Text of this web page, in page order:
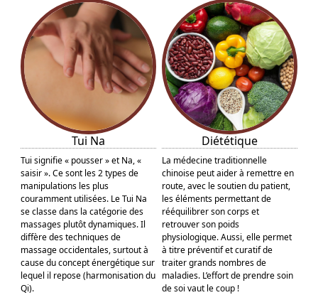
Tui Na
Tui signifie « pousser » et Na, «
saisir ». Ce sont les 2 types de
manipulations les plus
couramment utilisées. Le Tui Na
se classe dans la catégorie des
massages plutôt dynamiques. Il
diffère des techniques de
massage occidentales, surtout à
cause du concept énergétique sur
lequel il repose (harmonisation du
Qi).
Diététique
La médecine traditionnelle
chinoise peut aider à remettre en
route, avec le soutien du patient,
les éléments permettant de
rééquilibrer son corps et
retrouver son poids
physiologique. Aussi, elle permet
à titre préventif et curatif de
traiter grands nombres de
maladies. L’effort de prendre soin
de soi vaut le coup !